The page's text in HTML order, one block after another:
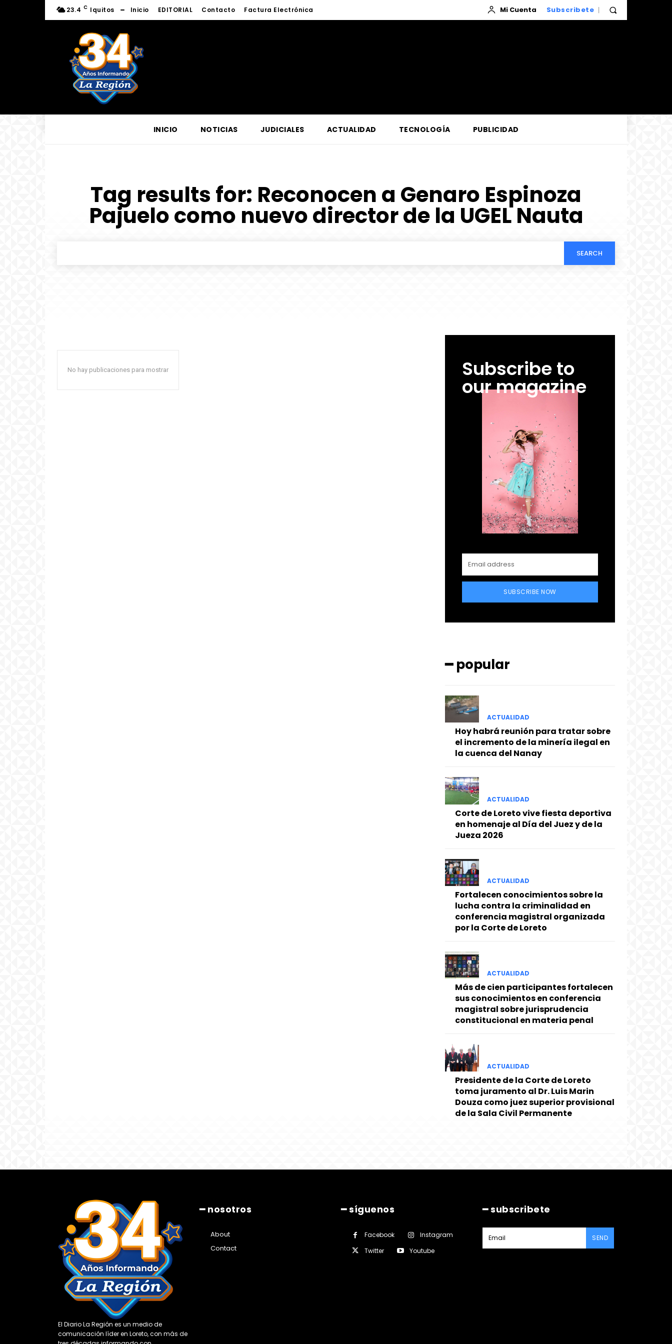
23.4 C Iquitos Inicio EDITORIAL Contacto Factura Electrónica Mi Cuenta Subscribete
INICIO NOTICIAS JUDICIALES ACTUALIDAD TECNOLOGÍA PUBLICIDAD
Tag results for: Reconocen a Genaro Espinoza
Pajuelo como nuevo director de la UGEL Nauta
SEARCH
No hay publicaciones para mostrar Subscribe to
our magazine
SUBSCRIBE NOW
━ popular
ACTUALIDAD
Hoy habrá reunión para tratar sobre
el incremento de la minería ilegal en
la cuenca del Nanay
ACTUALIDAD
Corte de Loreto vive fiesta deportiva
en homenaje al Día del Juez y de la
Jueza 2026
ACTUALIDAD
Fortalecen conocimientos sobre la
lucha contra la criminalidad en
conferencia magistral organizada
por la Corte de Loreto
ACTUALIDAD
Más de cien participantes fortalecen
sus conocimientos en conferencia
magistral sobre jurisprudencia
constitucional en materia penal
ACTUALIDAD
Presidente de la Corte de Loreto
toma juramento al Dr. Luis Marin
Douza como juez superior provisional
de la Sala Civil Permanente
El Diario La Región es un medio de
comunicación líder en Loreto, con más de
━ nosotros
About
Contact
━ síguenos
Facebook
Instagram
Twitter
Youtube
━ subscribete
SEND